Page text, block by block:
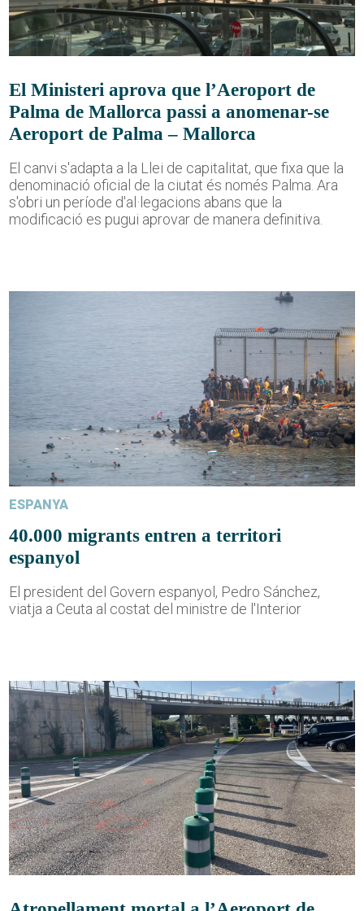
El Ministeri aprova que l’Aeroport de
Palma de Mallorca passi a anomenar-se
Aeroport de Palma – Mallorca
El canvi s'adapta a la Llei de capitalitat, que fixa que la
denominació oficial de la ciutat és només Palma. Ara
s'obri un període d'al·legacions abans que la
modificació es pugui aprovar de manera definitiva.
ESPANYA
40.000 migrants entren a territori
espanyol
El president del Govern espanyol, Pedro Sánchez,
viatja a Ceuta al costat del ministre de l'Interior